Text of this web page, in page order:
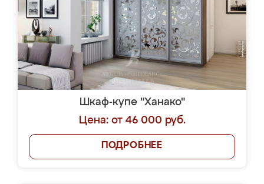
Шкаф-купе "Ханако"
Цена: от 46 000 руб.
ПОДРОБНЕЕ